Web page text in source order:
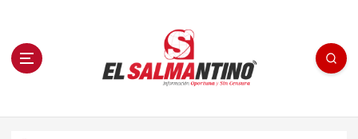
n El Salmantino - medios/noticias/editorial